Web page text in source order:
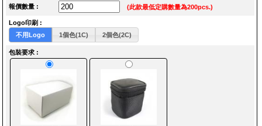
報價數量 : (此款最低定購數量為200pcs.)
Logo印刷 :
不用Logo
1個色(1C) 2個色(2C)
包裝要求 :